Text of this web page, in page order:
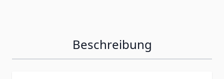
Beschreibung